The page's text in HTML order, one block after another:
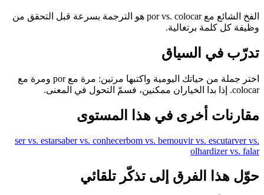
الفخ الشائع مع por vs. colocar هو الترجمة بسرعة قبل التحقق من
وظيفة كل كلمة برتغالية.
تدرّب في السياق
اختر جملة من حياتك اليومية واكتبها مرتين: مرة مع por ومرة مع
colocar. إذا بدا الخياران ممكنين، فسمّ التحول في المعنى.
مقارنات أخرى في هذا المستوى
ser vs. estarsaber vs. conhecerbom vs. bemouvir vs. escutarver vs.
olhardizer vs. falar
حوّل هذا الفرق إلى تذكّر تلقائي